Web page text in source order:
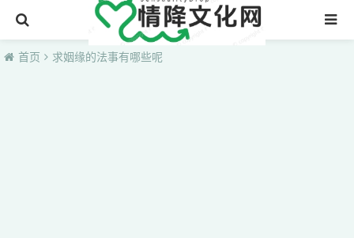
首页
首页 求姻缘的法事有哪些呢